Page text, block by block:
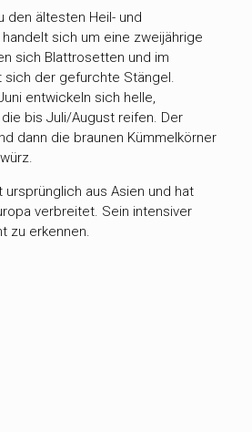
den ältesten Heil- und
sich um eine zweijährige
sich Blattrosetten und im
sich der gefurchte Stängel.
entwickeln sich helle,
bis Juli/August reifen. Der
dann die braunen Kümmelkörner
ursprünglich aus Asien und hat
verbreitet. Sein intensiver
zu erkennen.